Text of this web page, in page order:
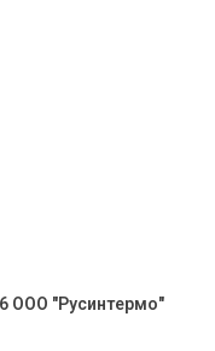
ООО "Русинтермо"